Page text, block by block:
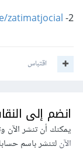
2-
zatimatjocial
اقتباس
انضم إلى
يمكنك أن تنشر الآن
الآنلتنشر باسم